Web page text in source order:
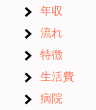
年収
流れ
特徴
生活費
病院